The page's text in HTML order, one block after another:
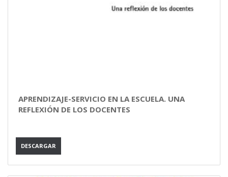
APRENDIZAJE-SERVICIO EN LA ESCUELA. UNA
REFLEXIÓN DE LOS DOCENTES
DESCARGAR